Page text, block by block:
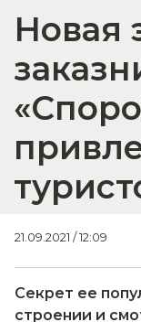
Новая
21.09.2021 / 12:09
Секрет ее
строении и